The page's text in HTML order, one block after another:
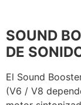
SOUND
DE
El Sound
(V6 / V8